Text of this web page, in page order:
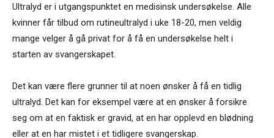
Ultralyd er i utgangspunktet en medisinsk undersøkelse. Alle
kvinner får tilbud om rutineultralyd i uke 18-20, men veldig
mange velger å gå privat for å få en undersøkelse helt i
starten av svangerskapet.
Det kan være flere grunner til at noen ønsker å få en tidlig
ultralyd. Det kan for eksempel være at en ønsker å forsikre
seg om at en faktisk er gravid, at en har opplevd en blødning
eller at en har mistet i et tidligere svangerskap.